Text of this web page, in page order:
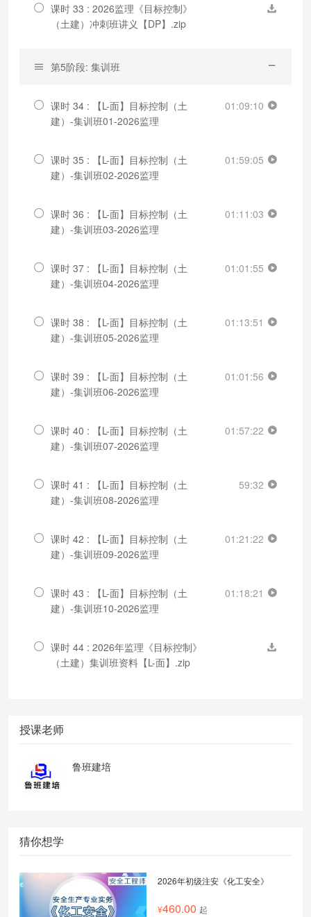
课时 33 : 2026监理《目标控制》
（土建）冲刺班讲义【DP】.zip
第5阶段: 集训班
课时 34 : 【L-面】目标控制（土
建）-集训班01-2026监理
01:09:10
课时 35 : 【L-面】目标控制（土
建）-集训班02-2026监理
01:59:05
课时 36 : 【L-面】目标控制（土
建）-集训班03-2026监理
01:11:03
课时 37 : 【L-面】目标控制（土
建）-集训班04-2026监理
01:01:55
课时 38 : 【L-面】目标控制（土
建）-集训班05-2026监理
01:13:51
课时 39 : 【L-面】目标控制（土
建）-集训班06-2026监理
01:01:56
课时 40 : 【L-面】目标控制（土
建）-集训班07-2026监理
01:57:22
课时 41 : 【L-面】目标控制（土
建）-集训班08-2026监理
59:32
课时 42 : 【L-面】目标控制（土
建）-集训班09-2026监理
01:21:22
课时 43 : 【L-面】目标控制（土
建）-集训班10-2026监理
01:18:21
课时 44 : 2026年监理《目标控制》
（土建）集训班资料【L-面】.zip
授课老师
鲁班建培
猜你想学
2026年初级注安《化工安全》
460.00 起